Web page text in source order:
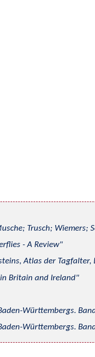
Trusch;
- A Review
Atlas der
Britain and Ireland
Württembergs.
Württembergs.